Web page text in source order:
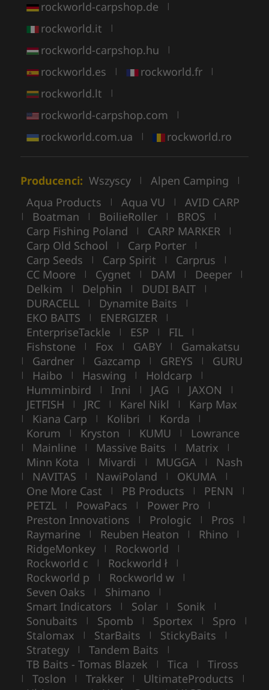
rockworld-carpshop.de |
rockworld.it |
rockworld-carpshop.hu |
rockworld.es | rockworld.fr |
rockworld.lt |
rockworld-carpshop.com |
rockworld.com.ua | rockworld.ro
Producenci: Wszyscy | Alpen Camping |
Aqua Products | Aqua VU | AVID CARP
| Boatman | BoilieRoller | BROS |
Carp Fishing Poland | CARP MARKER |
Carp Old School | Carp Porter |
Carp Seeds | Carp Spirit | Carprus |
CC Moore | Cygnet | DAM | Deeper |
Delkim | Delphin | DUDI BAIT |
DURACELL | Dynamite Baits |
EKO BAITS | ENERGIZER |
EnterpriseTackle | ESP | FIL |
Fishstone | Fox | GABY | Gamakatsu
| Gardner | Gazcamp | GREYS | GURU
| Haibo | Haswing | Holdcarp |
Humminbird | Inni | JAG | JAXON |
JETFISH | JRC | Karel Nikl | Karp Max
| Kiana Carp | Kolibri | Korda |
Korum | Kryston | KUMU | Lowrance
| Mainline | Massive Baits | Matrix |
Minn Kota | Mivardi | MUGGA | Nash
| NAVITAS | NawiPoland | OKUMA |
One More Cast | PB Products | PENN |
PETZL | PowaPacs | Power Pro |
Preston Innovations | Prologic | Pros |
Raymarine | Reuben Heaton | Rhino |
RidgeMonkey | Rockworld |
Rockworld c | Rockworld ł |
Rockworld p | Rockworld w |
Seven Oaks | Shimano |
Smart Indicators | Solar | Sonik |
Sonubaits | Spomb | Sportex | Spro |
Stalomax | StarBaits | StickyBaits |
Strategy | Tandem Baits |
TB Baits - Tomas Blazek | Tica | Tiross
| Toslon | Trakker | UltimateProducts |